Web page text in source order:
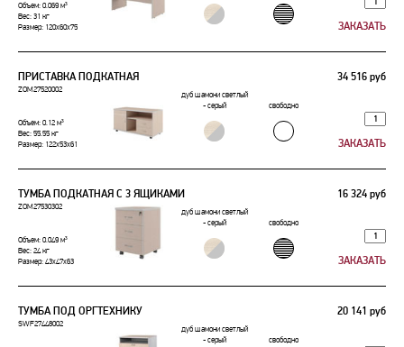
Объем: 0.069 м³
Вес: 31 кг
Размер: 120x60x75
ПРИСТАВКА ПОДКАТНАЯ 34 516 руб
ZOM27520002
дуб шамони светлый
- серый
свободно
Объем: 0.12 м³
Вес: 55.55 кг
Размер: 122x53x61
ТУМБА ПОДКАТНАЯ С 3 ЯЩИКАМИ 16 324 руб
ZOM27530302
дуб шамони светлый
- серый
свободно
Объем: 0.049 м³
Вес: 24 кг
Размер: 43x47x63
TУМБА ПОД ОРГТЕХНИКУ 20 141 руб
SWF27448002
дуб шамони светлый
- серый
свободно